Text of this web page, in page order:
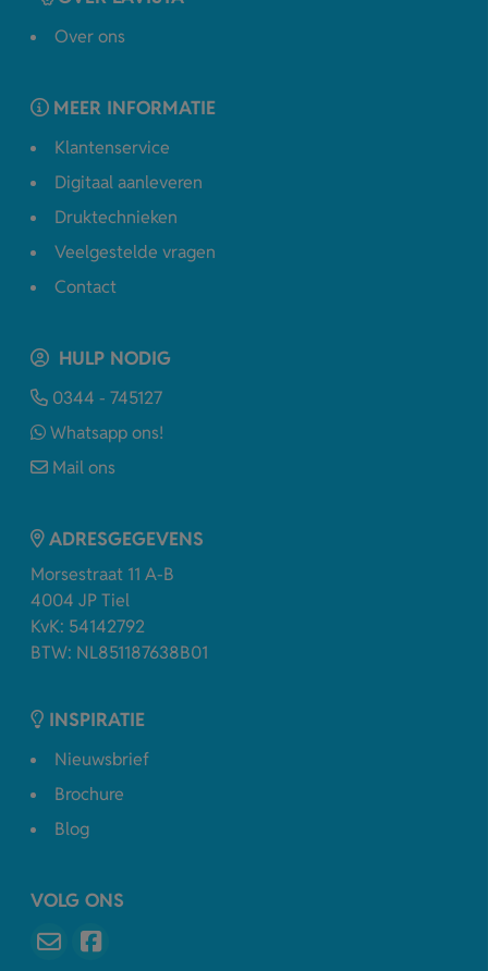
Over ons
MEER INFORMATIE
Klantenservice
Digitaal aanleveren
Druktechnieken
Veelgestelde vragen
Contact
HULP NODIG
0344 - 745127
Whatsapp ons!
Mail ons
ADRESGEGEVENS
Morsestraat 11 A-B
4004 JP Tiel
KvK: 54142792
BTW: NL851187638B01
INSPIRATIE
Nieuwsbrief
Brochure
Blog
VOLG ONS